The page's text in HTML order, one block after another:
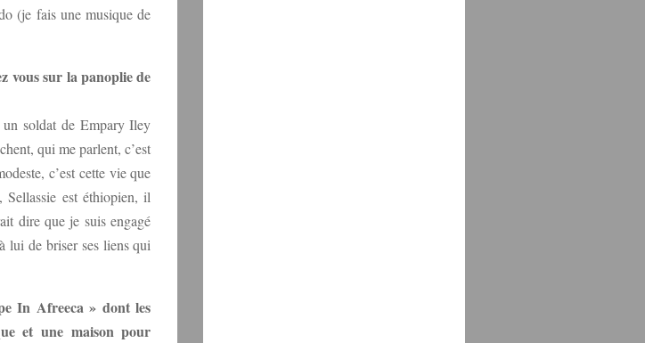
(je fais une musique de
vous sur la panoplie de
soldat de Empary Iley
qui me parlent, c’est
c’est cette vie que
Sellassie est éthiopien, il
dire que je suis engagé
lui de briser ses liens qui
In Afreeca » dont les
et une maison pour